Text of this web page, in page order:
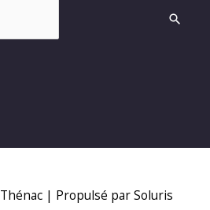
Thénac | Propulsé par Soluris